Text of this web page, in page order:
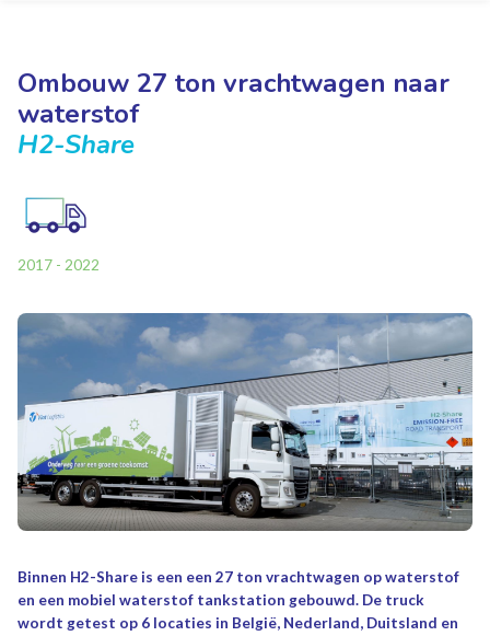
Ombouw 27 ton vrachtwagen naar
waterstof
H2-Share
2017 - 2022
Binnen H2-Share is een een 27 ton vrachtwagen op waterstof
en een mobiel waterstof tankstation gebouwd. De truck
wordt getest op 6 locaties in België, Nederland, Duitsland en